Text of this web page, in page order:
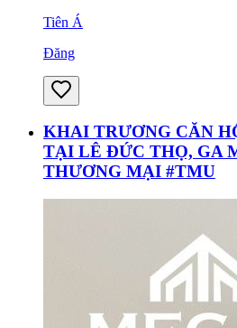
Tiên Á
Đăng
KHAI TRƯƠNG CĂN
TẠI LÊ ĐỨC THỌ, GA
THƯƠNG MẠI #TMU